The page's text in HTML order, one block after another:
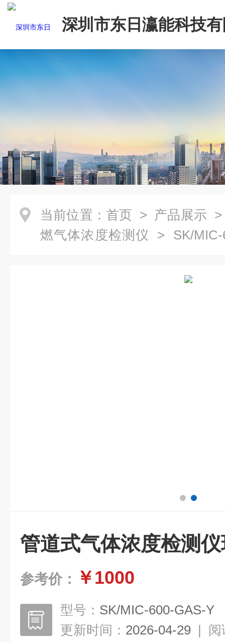
深圳市东日瀛能科技
当前位置： 首页 > 产品展示
燃气体浓度检测仪 > SK/MIC-
管道式气体浓度检测
参考价： ￥1000
型号： SK/MIC-600-GAS-Y
更新时间： 2026-04-29 | 阅